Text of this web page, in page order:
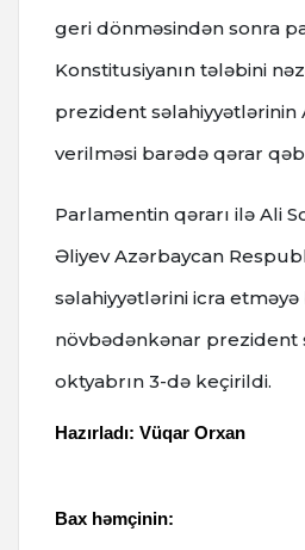
geri dönməsindən sonra
Konstitusiyanın tələbini
prezident səlahiyyətlərinin
verilməsi barədə qərar
Parlamentin qərarı ilə Ali
Əliyev Azərbaycan
səlahiyyətlərini icra etməyə
növbədənkənar prezident
oktyabrın 3-də keçirildi.
Hazırladı: Vüqar Orxan
Bax həmçinin: